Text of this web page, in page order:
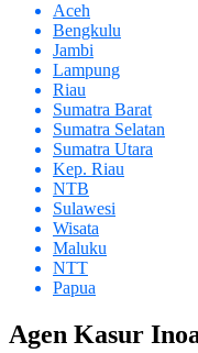
Aceh
Bengkulu
Jambi
Lampung
Riau
Sumatra Barat
Sumatra Selatan
Sumatra Utara
Kep. Riau
NTB
Sulawesi
Wisata
Maluku
NTT
Papua
Agen Kasur